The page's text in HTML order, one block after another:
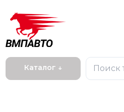
Каталог ↓